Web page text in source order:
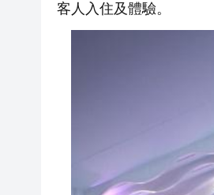
客人入住及體驗。